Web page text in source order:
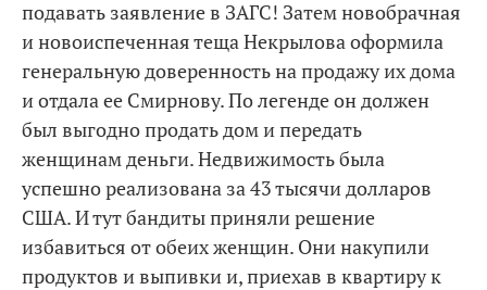
подавать заявление в ЗАГС! Затем новобрачная
и новоиспеченная теща Некрылова оформила
генеральную доверенность на продажу их дома
и отдала ее Смирнову. По легенде он должен
был выгодно продать дом и передать
женщинам деньги. Недвижимость была
успешно реализована за 43 тысячи долларов
США. И тут бандиты приняли решение
избавиться от обеих женщин. Они накупили
продуктов и выпивки и, приехав в квартиру к